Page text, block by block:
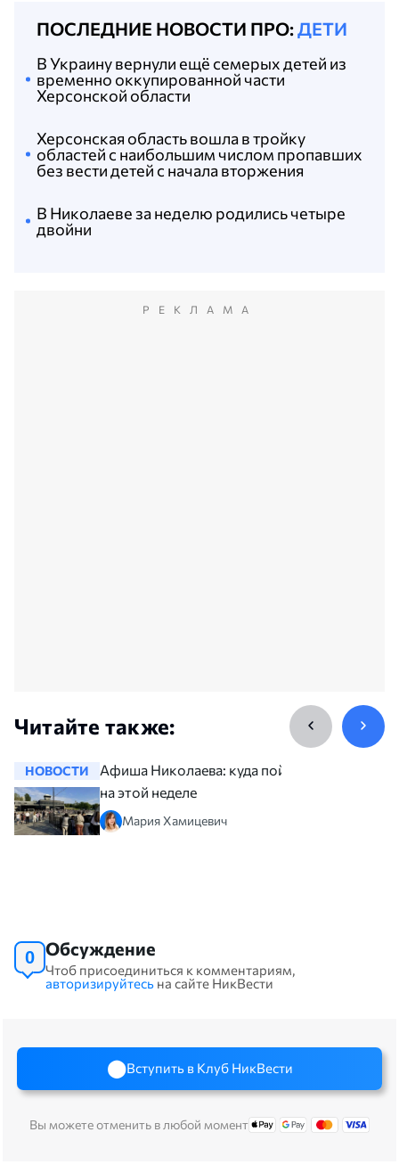
ПОСЛЕДНИЕ НОВОСТИ ПРО:ДЕТИ
В Николаеве за неделю родились четыре
двойни
Херсонская область вошла в тройку
областей с наибольшим числом пропавших
без вести детей с начала вторжения
В Украину вернули ещё семерых детей из
временно оккупированной части
Херсонской области
РЕКЛАМА
Читайте также:
НОВОСТИ
Афиша Николаева: куда пойти
на этой неделе
Мария Хамицевич
0 Обсуждение
Чтоб присоединиться к комментариям,
авторизируйтесь на сайте НикВести
Вступить в Клуб НикВести
Вы можете отменить в любой момент